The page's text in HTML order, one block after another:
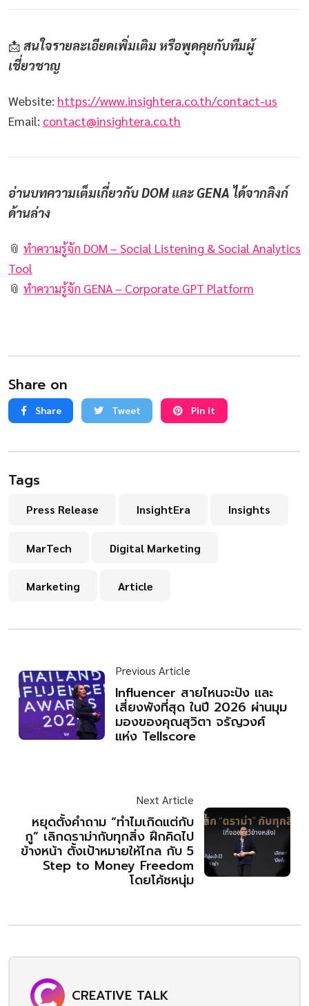
📩 สนใจรายละเอียดเพิ่มเติม หรือพูดคุยกับทีมผู้
เชี่ยวชาญ
Website: https://www.insightera.co.th/contact-us
Email: contact@insightera.co.th
อ่านบทความเต็มเกี่ยวกับ DOM และ GENA ได้จากลิงก์
ด้านล่าง
📎 ทำความรู้จัก DOM – Social Listening & Social Analytics
Tool
📎 ทำความรู้จัก GENA – Corporate GPT Platform
Share on
Share Tweet Pin it
Tags
Press Release InsightEra Insights
MarTech Digital Marketing
Marketing Article
Previous Article
Influencer สายไหนจะปัง และ
เสี่ยงพังที่สุด ในปี 2026 ผ่านมุม
มองของคุณสุวิตา จรัญวงศ์
แห่ง Tellscore
Next Article
หยุดตั้งคำถาม “ทำไมเกิดแต่กับ
กู” เลิกดราม่ากับทุกสิ่ง ฝึกคิดไป
ข้างหน้า ตั้งเป้าหมายให้ไกล กับ 5
Step to Money Freedom
โดยโค้ชหนุ่ม
CREATIVE TALK